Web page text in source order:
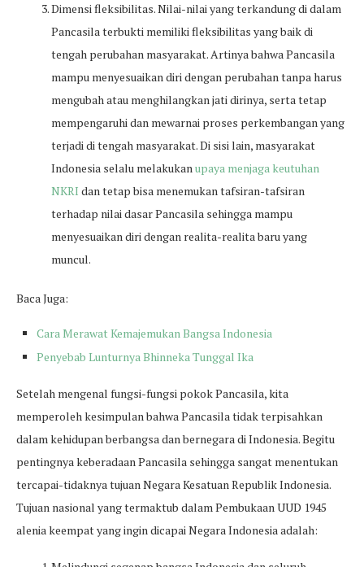
Dimensi fleksibilitas. Nilai-nilai yang terkandung di dalam
Pancasila terbukti memiliki fleksibilitas yang baik di
tengah perubahan masyarakat. Artinya bahwa Pancasila
mampu menyesuaikan diri dengan perubahan tanpa harus
mengubah atau menghilangkan jati dirinya, serta tetap
mempengaruhi dan mewarnai proses perkembangan yang
terjadi di tengah masyarakat. Di sisi lain, masyarakat
Indonesia selalu melakukanupaya menjaga keutuhan
NKRI dan tetap bisa menemukan tafsiran-tafsiran
terhadap nilai dasar Pancasila sehingga mampu
menyesuaikan diri dengan realita-realita baru yang
muncul.
Baca Juga:
Cara Merawat Kemajemukan Bangsa Indonesia
Penyebab Lunturnya Bhinneka Tunggal Ika
Setelah mengenal fungsi-fungsi pokok Pancasila, kita
memperoleh kesimpulan bahwa Pancasila tidak terpisahkan
dalam kehidupan berbangsa dan bernegara di Indonesia. Begitu
pentingnya keberadaan Pancasila sehingga sangat menentukan
tercapai-tidaknya tujuan Negara Kesatuan Republik Indonesia.
Tujuan nasional yang termaktub dalam Pembukaan UUD 1945
alenia keempat yang ingin dicapai Negara Indonesia adalah: